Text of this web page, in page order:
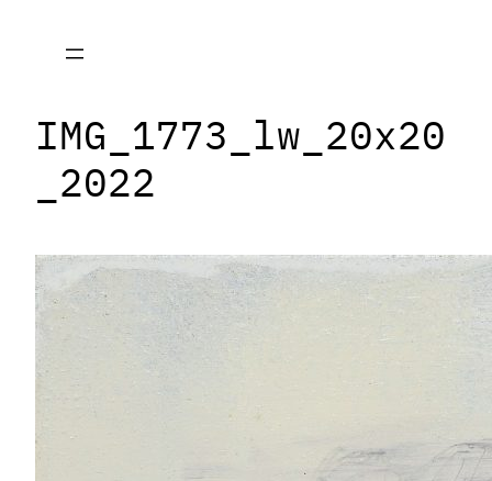
springen
IMG_1773_lw_20x20
_2022